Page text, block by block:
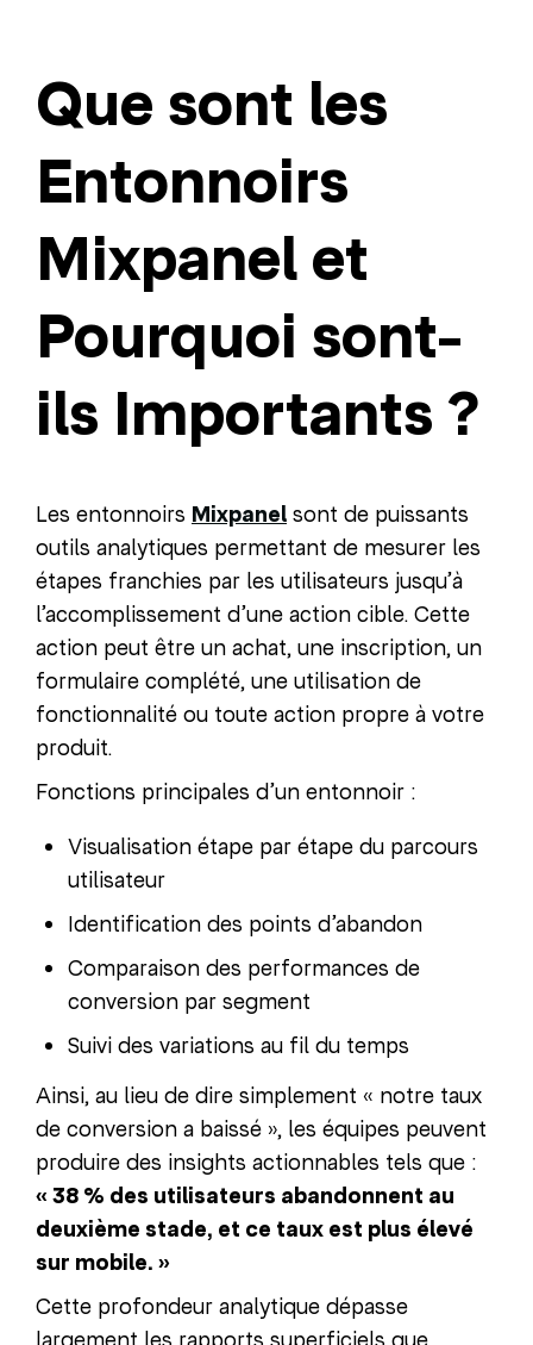
Que sont les
Entonnoirs
Mixpanel et
Pourquoi sont-
ils Importants ?
Les entonnoirs Mixpanel sont de puissants
outils analytiques permettant de mesurer les
étapes franchies par les utilisateurs jusqu’à
l’accomplissement d’une action cible. Cette
action peut être un achat, une inscription, un
formulaire complété, une utilisation de
fonctionnalité ou toute action propre à votre
produit.
Fonctions principales d’un entonnoir :
Visualisation étape par étape du parcours
utilisateur
Identification des points d’abandon
Comparaison des performances de
conversion par segment
Suivi des variations au fil du temps
Ainsi, au lieu de dire simplement « notre taux
de conversion a baissé », les équipes peuvent
produire des insights actionnables tels que :
« 38 % des utilisateurs abandonnent au
deuxième stade, et ce taux est plus élevé
sur mobile. »
Cette profondeur analytique dépasse
largement les rapports superficiels que